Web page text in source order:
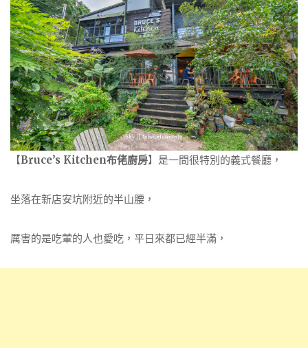
【Bruce’s Kitchen布佬廚房】是一間很特別的義式餐廳，
坐落在新店安坑附近的半山腰，
厲害的是吃葷的人也愛吃，平日來都已經半滿，